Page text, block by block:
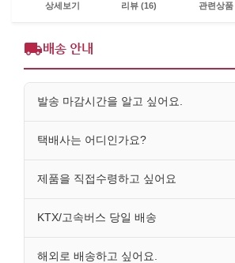
상세보기 리뷰 (16) 관련상품
배송 안내
발송 마감시간을 알고 싶어요.
택배사는 어디인가요?
제품을 직접수령하고 싶어요
KTX/고속버스 당일 배송
해외로 배송하고 싶어요.